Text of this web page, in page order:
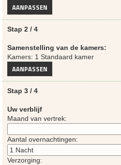
AANPASSEN
Stap 2 / 4
Samenstelling van de kamers:
Kamers: 1 Standaard kamer
AANPASSEN
Stap 3 / 4
Uw verblijf
Maand van vertrek:
Aantal overnachtingen:
Verzorging: